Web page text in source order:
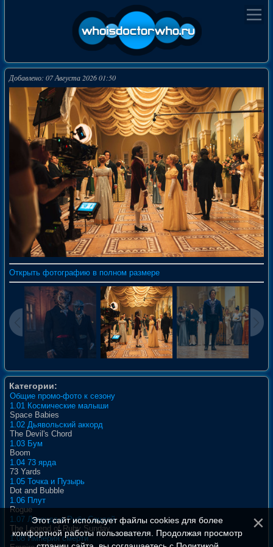
Добавлено: 07 Августа 2026 01:50
Открыть фотографию в полном размере
Категории:
Общие промо-фото к сезону
1.01 Космические малыши
Space Babies
1.02 Дьявольский аккорд
The Devil's Chord
1.03 Бум
Boom
1.04 73 ярда
73 Yards
1.05 Точка и Пузырь
Dot and Bubble
1.06 Плут
Rogue
1.07 Легенда о Руби Сандей
The Legend of Ruby Sunday
1.08 Империя смерти
Этот сайт использует файлы cookies для более
комфортной работы пользователя. Продолжая просмотр